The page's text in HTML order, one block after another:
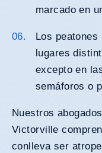
marcado en
Los
lugares
excepto en
semáforos o
Nuestros
Victorville
conlleva ser